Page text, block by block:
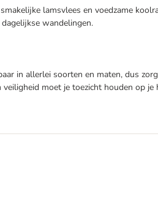
lamsvlees en voedzame
wandelingen.
in allerlei soorten en maten, dus
moet je toezicht houden op je